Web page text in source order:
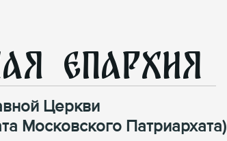
Епархия
Церкви
Московского Патриархата)